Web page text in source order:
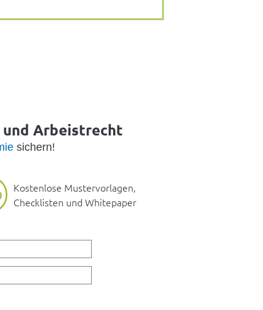
und Arbeistrecht
sichern!
Kostenlose Mustervorlagen,
Checklisten und Whitepaper